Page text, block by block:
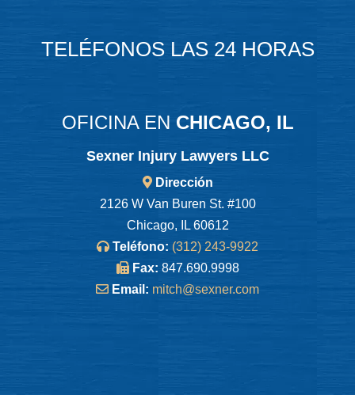
TELÉFONOS LAS 24 HORAS
OFICINA EN CHICAGO, IL
Sexner Injury Lawyers LLC
Dirección
2126 W Van Buren St. #100
Chicago, IL 60612
Teléfono: (312) 243-9922
Fax: 847.690.9998
Email: mitch@sexner.com